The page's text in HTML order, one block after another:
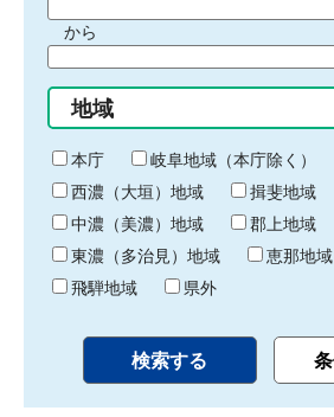
間
始
り
から
間
終
わ
り
地域
本庁
岐阜地域（本庁除く）
西濃（大垣）地域
揖斐地域
中濃（美濃）地域
郡上地域
東濃（多治見）地域
恵那地域
飛騨地域
県外